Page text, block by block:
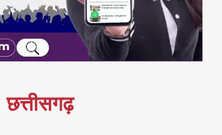
छत्तीसगढ़